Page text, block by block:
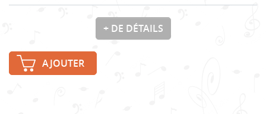
+ DE DÉTAILS
AJOUTER